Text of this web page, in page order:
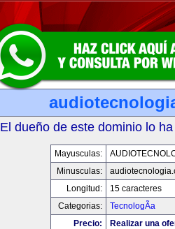
El dueño de este dominio lo
Mayusculas:
Minusculas:
Longitud:
15 caracteres
Categorias:
TecnologÃ­a
Precio:
Realizar una